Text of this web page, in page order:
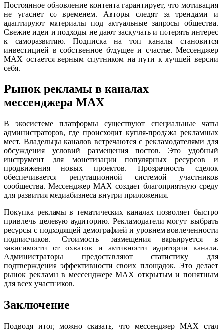
Постоянное обновление контента гарантирует, что мотивация
не угаснет со временем. Авторы следят за трендами и
адаптируют материалы под актуальные запросы общества.
Свежие идеи и подходы не дают заскучать и потерять интерес
к саморазвитию. Подписка на топ каналы становится
инвестицией в собственное будущее и счастье. Мессенджер
MAX остается верным спутником на пути к лучшей версии
себя.
Рынок рекламы в каналах
мессенджера MAX
В экосистеме платформы существуют специальные чаты
администраторов, где происходит купля-продажа рекламных
мест. Владельцы каналов встречаются с рекламодателями для
обсуждения условий размещения постов. Это удобный
инструмент для монетизации популярных ресурсов и
продвижения новых проектов. Прозрачность сделок
обеспечивается репутационной системой участников
сообщества. Мессенджер MAX создает благоприятную среду
для развития медиабизнеса внутри приложения.
Покупка рекламы в тематических каналах позволяет быстро
привлечь целевую аудиторию. Рекламодатели могут выбрать
ресурсы с подходящей демографией и уровнем вовлеченности
подписчиков. Стоимость размещения варьируется в
зависимости от охватов и активности аудитории канала.
Администраторы предоставляют статистику для
подтверждения эффективности своих площадок. Это делает
рынок рекламы в мессенджере MAX открытым и понятным
для всех участников.
Заключение
Подводя итог, можно сказать, что мессенджер MAX стал